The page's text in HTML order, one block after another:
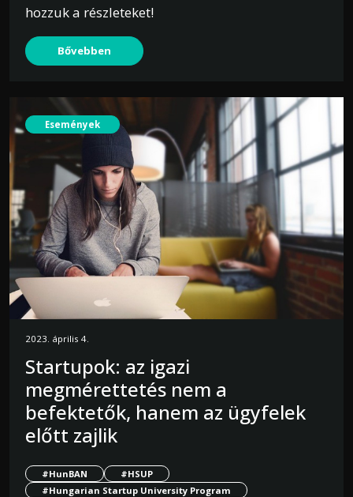
hozzuk a részleteket!
Bővebben
Események
2023. április 4.
Startupok: az igazi
megmérettetés nem a
befektetők, hanem az ügyfelek
előtt zajlik
#HunBAN
#HSUP
#Hungarian Startup University Program